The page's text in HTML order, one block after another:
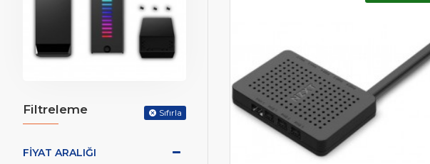
Filtreleme Sıfırla
FIYAT ARALIĞI